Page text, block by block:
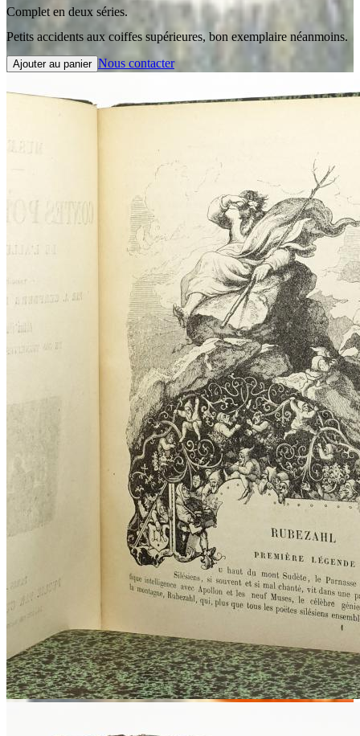
Complet en deux séries.
Petits accidents aux coiffes supérieures, bon exemplaire néanmoins.
Ajouter au panier Nous contacter